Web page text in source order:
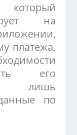
который
на
платежа,
его
лишь
по